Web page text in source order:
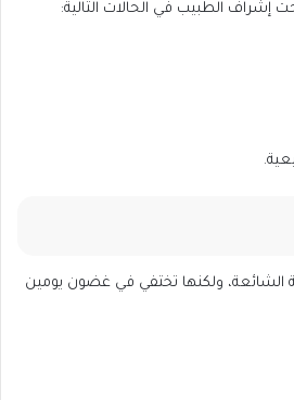
إشراف الطبيب في الحالات التالية:
الشائعة، ولكنها تختفي في غضون يومين